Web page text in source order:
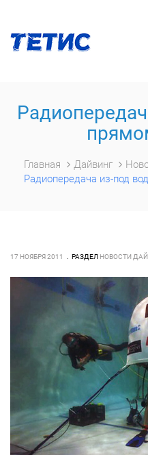
Главная Дайвинг
Радиопередача из-под
17 НОЯБРЯ 2011 РАЗДЕЛ НОВОСТИ